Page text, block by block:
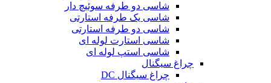
شاسی دو طرفه سوئیچ دار
شاسی یک طرفه استارتی
شاسی دو طرفه استارتی
شاسی استارت لوله ای
شاسی استپ لوله ای
چراغ سیگنال
چراغ سیگنال DC